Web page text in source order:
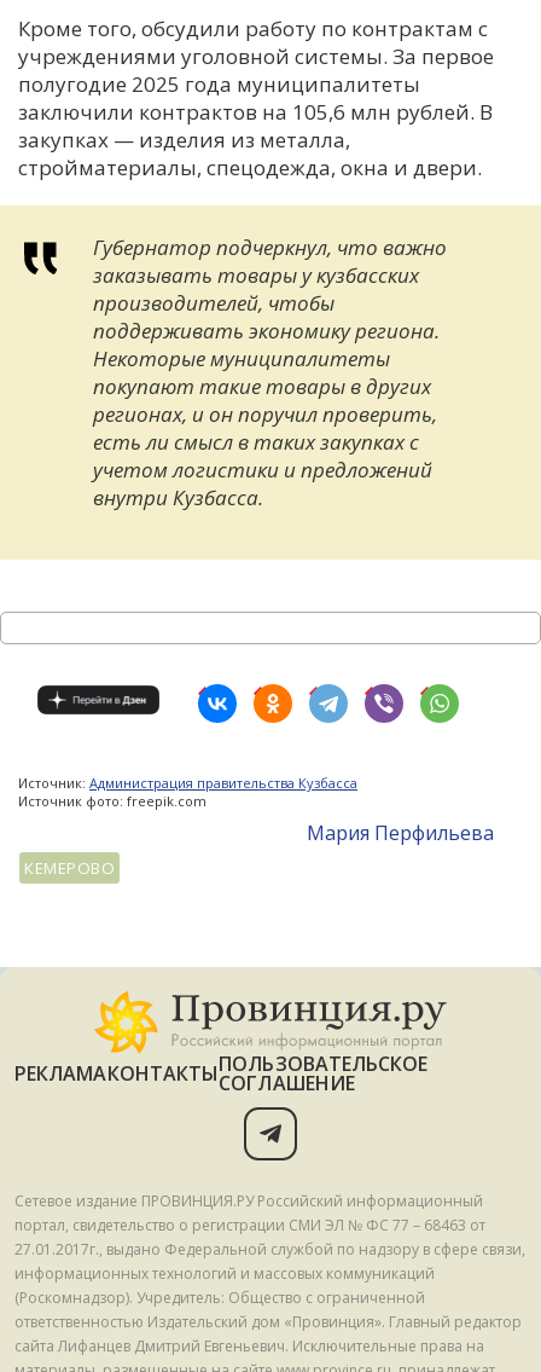
Кроме того, обсудили работу по контрактам с
учреждениями уголовной системы. За первое
полугодие 2025 года муниципалитеты
заключили контрактов на 105,6 млн рублей. В
закупках — изделия из металла,
стройматериалы, спецодежда, окна и двери.
Губернатор подчеркнул, что важно
заказывать товары у кузбасских
производителей, чтобы
поддерживать экономику региона.
Некоторые муниципалитеты
покупают такие товары в других
регионах, и он поручил проверить,
есть ли смысл в таких закупках с
учетом логистики и предложений
внутри Кузбасса.
Источник: Администрация правительства Кузбасса
Источник фото: freepik.com
Мария Перфильева
КЕМЕРОВО
РЕКЛАМАКОНТАКТЫПОЛЬЗОВАТЕЛЬСКОЕ
СОГЛАШЕНИЕ
Сетевое издание ПРОВИНЦИЯ.РУ Российский информационный
портал, свидетельство о регистрации СМИ ЭЛ № ФС 77 – 68463 от
27.01.2017г., выдано Федеральной службой по надзору в сфере связи,
информационных технологий и массовых коммуникаций
(Роскомнадзор). Учредитель: Общество с ограниченной
ответственностью Издательский дом «Провинция». Главный редактор
сайта Лифанцев Дмитрий Евгеньевич. Исключительные права на